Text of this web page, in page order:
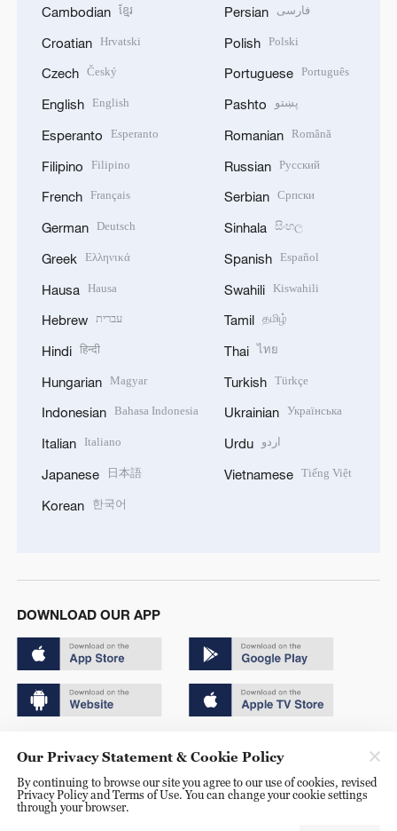
Cambodian ខ្មែរ
Croatian Hrvatski
Czech Český
English English
Esperanto Esperanto
Filipino Filipino
French Français
German Deutsch
Greek Ελληνικά
Hausa Hausa
Hebrew עברית
Hindi हिन्दी
Hungarian Magyar
Indonesian Bahasa Indonesia
Italian Italiano
Japanese 日本語
Korean 한국어
Persian فارسی
Polish Polski
Portuguese Português
Pashto پښتو
Romanian Română
Russian Русский
Serbian Српски
Sinhala සිංහල
Spanish Español
Swahili Kiswahili
Tamil தமிழ்
Thai ไทย
Turkish Türkçe
Ukrainian Українська
Urdu اردو
Vietnamese Tiếng Việt
DOWNLOAD OUR APP
京ICP备20000184号
京公网安备 11010502050052号
Our Privacy Statement & Cookie Policy
By continuing to browse our site you agree to our use of cookies, revised
Privacy Policy and Terms of Use. You can change your cookie settings
through your browser.